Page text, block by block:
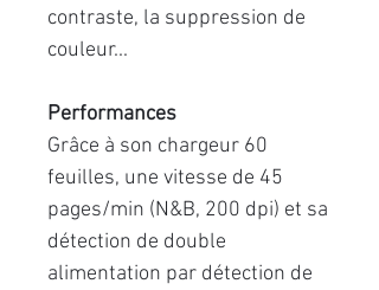
contraste, la suppression de
couleur...
Performances
Grâce à son chargeur 60
feuilles, une vitesse de 45
pages/min (N&B, 200 dpi) et sa
détection de double
alimentation par détection de